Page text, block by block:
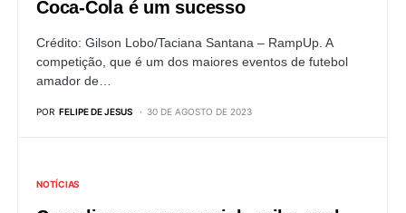
Coca-Cola é um sucesso
Crédito: Gilson Lobo/Taciana Santana – RampUp. A
competição, que é um dos maiores eventos de futebol
amador de…
POR FELIPE DE JESUS 30 DE AGOSTO DE 2023
NOTÍCIAS